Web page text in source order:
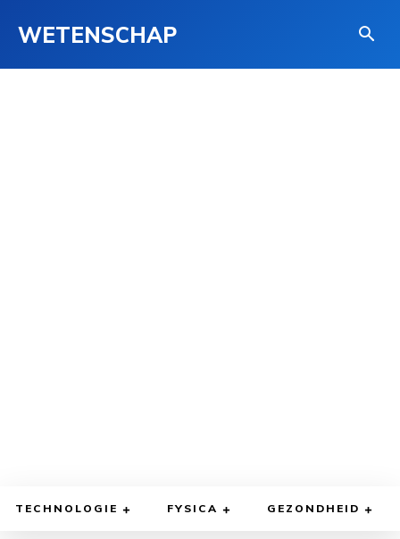
WETENSCHAP
TECHNOLOGIE FYSICA GEZONDHEID